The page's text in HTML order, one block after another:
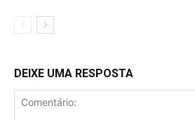
DEIXE UMA RESPOSTA